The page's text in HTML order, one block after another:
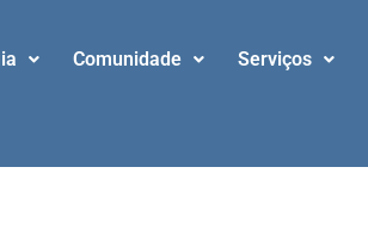
Comunidade Serviços